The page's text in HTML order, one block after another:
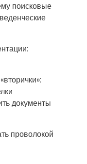
поисковые
документы
проволокой